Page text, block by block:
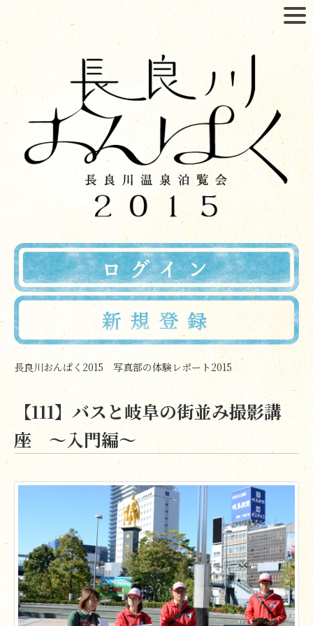
長良川おんぱく2015 写真部の体験レポート2015
【111】バスと岐阜の街並み撮影講
座 ～入門編～